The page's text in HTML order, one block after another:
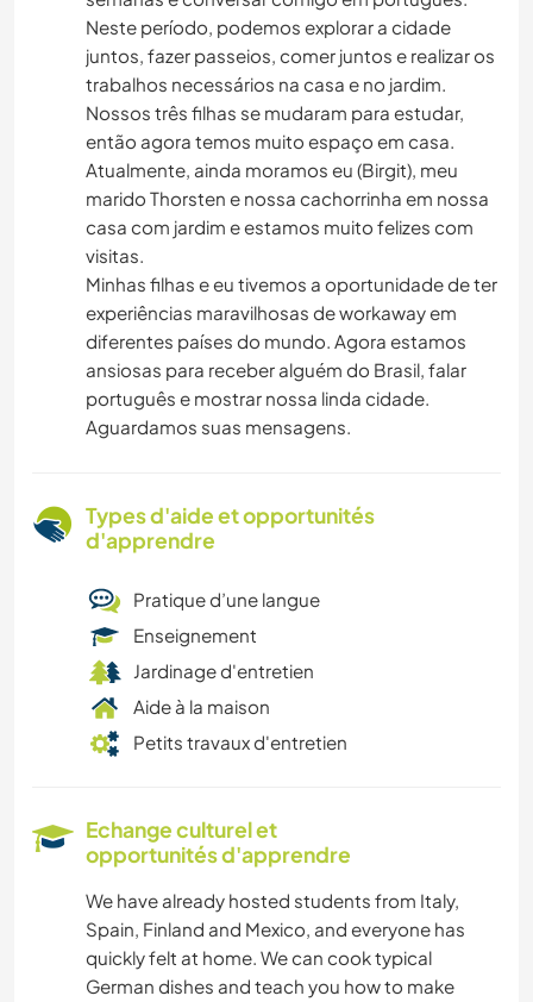
Neste período, podemos explorar a cidade
juntos, fazer passeios, comer juntos e realizar os
trabalhos necessários na casa e no jardim.
Nossos três filhas se mudaram para estudar,
então agora temos muito espaço em casa.
Atualmente, ainda moramos eu (Birgit), meu
marido Thorsten e nossa cachorrinha em nossa
casa com jardim e estamos muito felizes com
visitas.
Minhas filhas e eu tivemos a oportunidade de ter
experiências maravilhosas de workaway em
diferentes países do mundo. Agora estamos
ansiosas para receber alguém do Brasil, falar
português e mostrar nossa linda cidade.
Aguardamos suas mensagens.
Types d'aide et opportunités
d'apprendre
Pratique d’une langue
Enseignement
Jardinage d'entretien
Aide à la maison
Petits travaux d'entretien
Echange culturel et
opportunités d'apprendre
We have already hosted students from Italy,
Spain, Finland and Mexico, and everyone has
quickly felt at home. We can cook typical
German dishes and teach you how to make